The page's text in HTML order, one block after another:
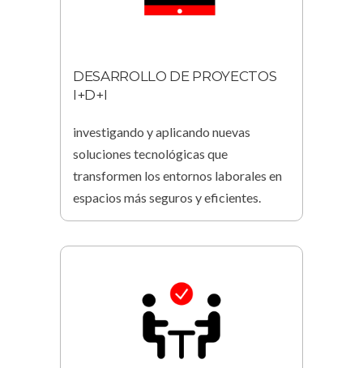
DESARROLLO DE PROYECTOS
I+D+I
investigando y aplicando nuevas
soluciones tecnológicas que
transformen los entornos laborales en
espacios más seguros y eficientes.